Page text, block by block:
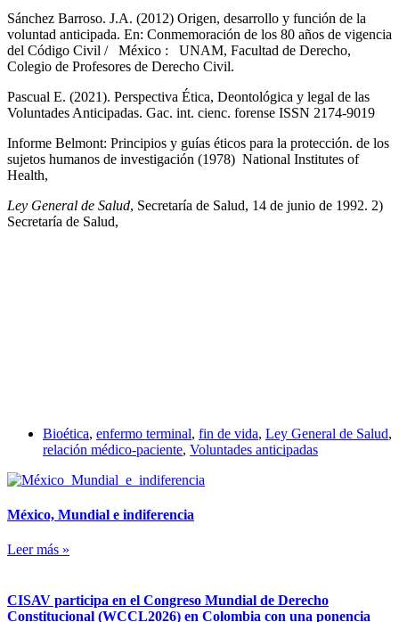
Sánchez Barroso. J.A. (2012) Origen, desarrollo y función de la
voluntad anticipada. En: Conmemoración de los 80 años de vigencia
del Código Civil / México : UNAM, Facultad de Derecho,
Colegio de Profesores de Derecho Civil.
Pascual E. (2021). Perspectiva Ética, Deontológica y legal de las
Voluntades Anticipadas. Gac. int. cienc. forense ISSN 2174-9019
Informe Belmont: Principios y guías éticos para la protección. de los
sujetos humanos de investigación (1978) National Institutes of
Health,
Ley General de Salud, Secretaría de Salud, 14 de junio de 1992. 2)
Secretaría de Salud,
Bioética, enfermo terminal, fin de vida, Ley General de Salud,
relación médico-paciente, Voluntades anticipadas
México, Mundial e indiferencia
Leer más »
CISAV participa en el Congreso Mundial de Derecho
Constitucional (WCCL2026) en Colombia con una ponencia